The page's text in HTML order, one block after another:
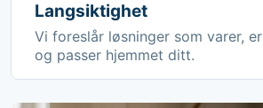
Langsiktighet
Vi foreslår løsninger som varer,
og passer hjemmet ditt.